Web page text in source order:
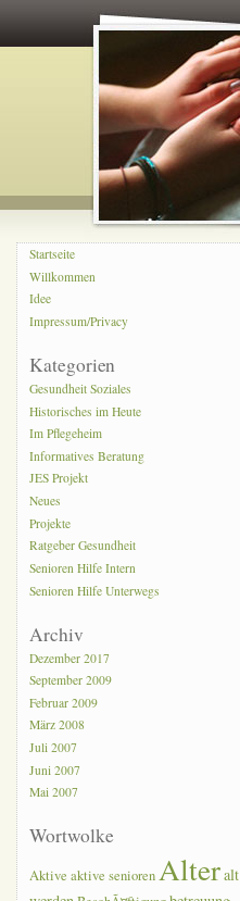
Startseite
Willkommen
Idee
Impressum/Privacy
Kategorien
Gesundheit Soziales
Historisches im Heute
Im Pflegeheim
Informatives Beratung
JES Projekt
Neues
Projekte
Ratgeber Gesundheit
Senioren Hilfe Intern
Senioren Hilfe Unterwegs
Archiv
Dezember 2017
September 2009
Februar 2009
März 2008
Juli 2007
Juni 2007
Mai 2007
Wortwolke
Aktive aktive seniorenAlteralt